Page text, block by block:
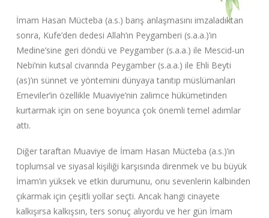
İmam Hasan Mücteba (a.s.) barış anlaşmasını imzaladıktan
sonra, Kufe’den dedesi Allah’ın Peygamberi (s.a.a.)’ın
Medine’sine geri döndü ve Peygamber (s.a.a.) ile Mescid-un
Nebi’nin kutsal civarında Peygamber (s.a.a.) ile Ehli Beyti
(as)’ın sünnet ve yöntemini dünyaya tanıtıp müslümanları
Emeviler’in özellikle Muaviye’nin zalimce hükümetinden
kurtarmak için on sene boyunca çok önemli temel adımlar
attı.
Diğer taraftan Muaviye de İmam Hasan Mücteba (a.s.)’ın
toplumsal ve siyasal kişiliği karşısında direnmek ve bu büyük
İmam’ın yüksek ve etkin durumunu, onu sevenlerin kalbinden
çıkarmak için çeşitli yollar seçti. Ancak hangi cinayete
kalkışırsa kalkışsın, ters sonuç alıyordu ve her gün İmam